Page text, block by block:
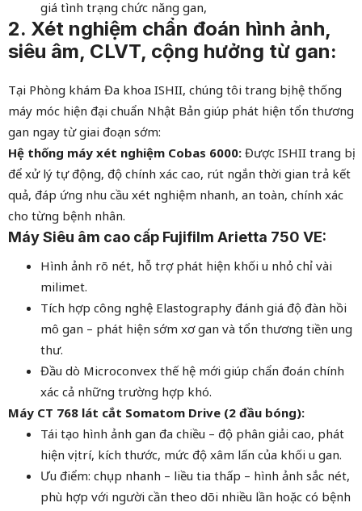
giá tình trạng chức năng gan,
2. Xét nghiệm chẩn đoán hình ảnh,
siêu âm, CLVT, cộng hưởng từ gan:
Tại Phòng khám Đa khoa ISHII, chúng tôi trang bị hệ thống
máy móc hiện đại chuẩn Nhật Bản giúp phát hiện tổn thương
gan ngay từ giai đoạn sớm:
Hệ thống máy xét nghiệm Cobas 6000: Được ISHII trang bị
để xử lý tự động, độ chính xác cao, rút ngắn thời gian trả kết
quả, đáp ứng nhu cầu xét nghiệm nhanh, an toàn, chính xác
cho từng bệnh nhân.
Máy Siêu âm cao cấp Fujifilm Arietta 750 VE:
Hình ảnh rõ nét, hỗ trợ phát hiện khối u nhỏ chỉ vài
milimet.
Tích hợp công nghệ Elastography đánh giá độ đàn hồi
mô gan – phát hiện sớm xơ gan và tổn thương tiền ung
thư.
Đầu dò Microconvex thế hệ mới giúp chẩn đoán chính
xác cả những trường hợp khó.
Máy CT 768 lát cắt Somatom Drive (2 đầu bóng):
Tái tạo hình ảnh gan đa chiều – độ phân giải cao, phát
hiện vị trí, kích thước, mức độ xâm lấn của khối u gan.
Ưu điểm: chụp nhanh – liều tia thấp – hình ảnh sắc nét,
phù hợp với người cần theo dõi nhiều lần hoặc có bệnh